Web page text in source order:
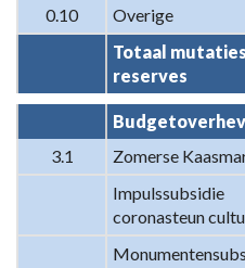
0.10
Overige
Totaal mutaties
reserves
3.1
Zomerse
Impulssubsidie
coronasteun